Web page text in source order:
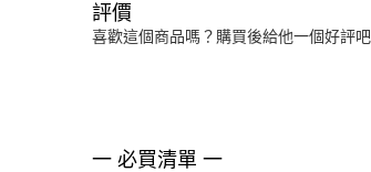
評價
喜歡這個商品嗎？購買後給他一個好評吧
一 必買清單 一